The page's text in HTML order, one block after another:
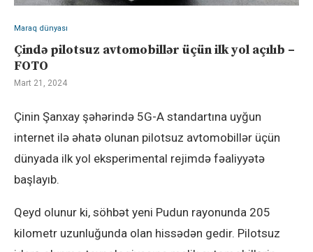
Maraq dünyası
Çində pilotsuz avtomobillər üçün ilk yol açılıb –
FOTO
Mart 21, 2024
Çinin Şanxay şəhərində 5G-A standartına uyğun
internet ilə əhatə olunan pilotsuz avtomobillər üçün
dünyada ilk yol eksperimental rejimdə fəaliyyətə
başlayıb.
Qeyd olunur ki, söhbət yeni Pudun rayonunda 205
kilometr uzunluğunda olan hissədən gedir. Pilotsuz